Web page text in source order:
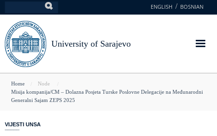
to
main
content
ENGLISH BOSNIAN
University of Sarajevo
You
are
Home
Node
Misija kompanija/CM – Dolazna Posjeta Turske Poslovne Delegacije na Međunarodni
Generalni Sajam ZEPS 2025
VIJESTI UNSA